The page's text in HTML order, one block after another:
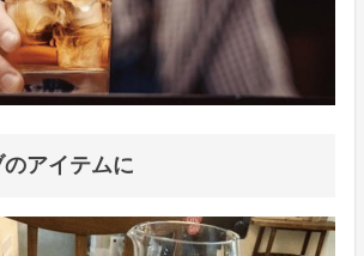
アイテムに